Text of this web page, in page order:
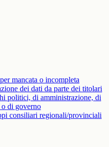
mancata o incompleta
dei dati da parte dei titolari
politici, di amministrazione, di
di governo
consiliari regionali/provinciali